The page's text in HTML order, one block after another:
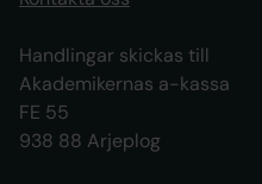
Handlingar skickas till
Akademikernas a-kassa
FE 55
938 88 Arjeplog